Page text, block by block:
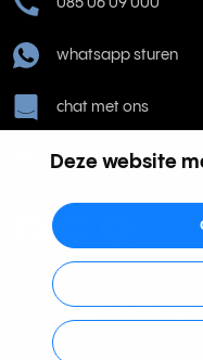
Deze website
085 06 09 000
whatsapp sturen
chat met ons
help@rinkel.nl
NL855066271B01